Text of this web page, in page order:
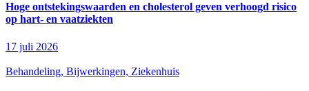
Hoge ontstekingswaarden en cholesterol geven verhoogd risico
op hart- en vaatziekten
17 juli 2026
Behandeling, Bijwerkingen, Ziekenhuis